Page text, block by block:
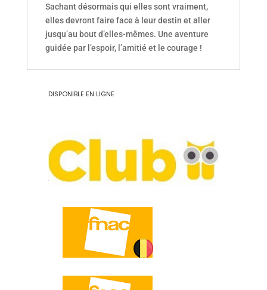
Sachant désormais qui elles sont vraiment,
elles devront faire face à leur destin et aller
jusqu’au bout d’elles-mêmes. Une aventure
guidée par l’espoir, l’amitié et le courage !
DISPONIBLE EN LIGNE